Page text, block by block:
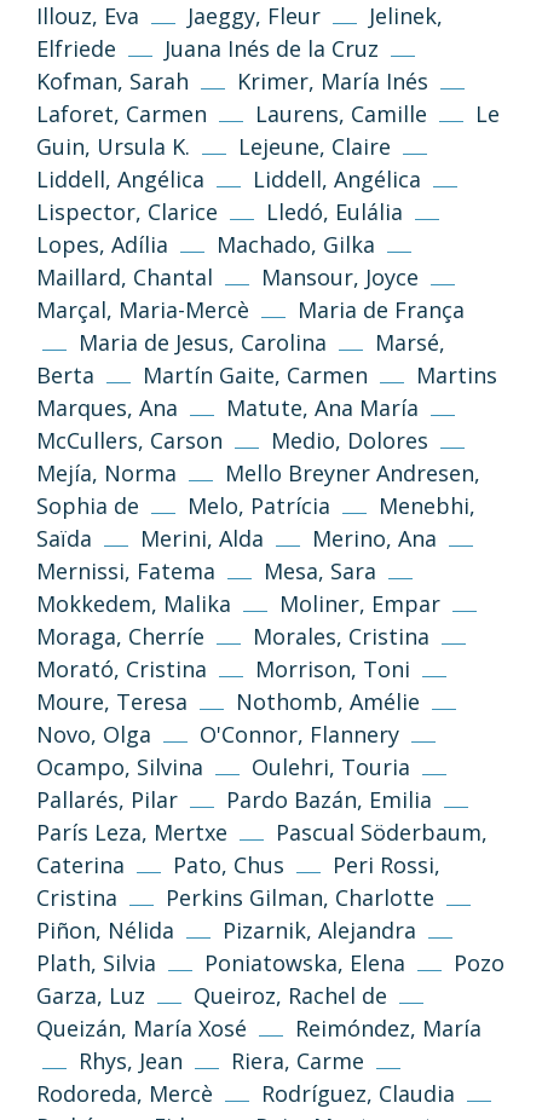
Illouz, Eva
Jaeggy, Fleur
Jelinek,
Elfriede
Juana Inés de la Cruz
Kofman, Sarah
Krimer, María Inés
Laforet, Carmen
Laurens, Camille
Le
Guin, Ursula K.
Lejeune, Claire
Liddell, Angélica
Liddell, Angélica
Lispector, Clarice
Lledó, Eulália
Lopes, Adília
Machado, Gilka
Maillard, Chantal
Mansour, Joyce
Marçal, Maria-Mercè
Maria de França
Maria de Jesus, Carolina
Marsé,
Berta
Martín Gaite, Carmen
Martins
Marques, Ana
Matute, Ana María
McCullers, Carson
Medio, Dolores
Mejía, Norma
Mello Breyner Andresen,
Sophia de
Melo, Patrícia
Menebhi,
Saïda
Merini, Alda
Merino, Ana
Mernissi, Fatema
Mesa, Sara
Mokkedem, Malika
Moliner, Empar
Moraga, Cherríe
Morales, Cristina
Morató, Cristina
Morrison, Toni
Moure, Teresa
Nothomb, Amélie
Novo, Olga
O'Connor, Flannery
Ocampo, Silvina
Oulehri, Touria
Pallarés, Pilar
Pardo Bazán, Emilia
París Leza, Mertxe
Pascual Söderbaum,
Caterina
Pato, Chus
Peri Rossi,
Cristina
Perkins Gilman, Charlotte
Piñon, Nélida
Pizarnik, Alejandra
Plath, Silvia
Poniatowska, Elena
Pozo
Garza, Luz
Queiroz, Rachel de
Queizán, María Xosé
Reimóndez, María
Rhys, Jean
Riera, Carme
Rodoreda, Mercè
Rodríguez, Claudia
(CC-BY-NC-SA 3.0)
Go Top
Unless otherwise stated, the texts and
images on this website are published under
the Creative Commons 3.0 Attribution–
NonCommercial–ShareAlike (CC BY-NC-SA
3.0) license.
Information and standards
Privacy Policy Legal Notice